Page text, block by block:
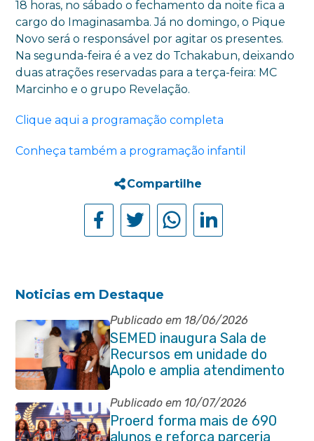
18 horas, no sábado o fechamento da noite fica a
cargo do Imaginasamba. Já no domingo, o Pique
Novo será o responsável por agitar os presentes.
Na segunda-feira é a vez do Tchakabun, deixando
duas atrações reservadas para a terça-feira: MC
Marcinho e o grupo Revelação.
Clique aqui a programação completa
Conheça também a programação infantil
Compartilhe
Noticias em Destaque
Publicado em 18/06/2026
SEMED inaugura Sala de
Recursos em unidade do
Apolo e amplia atendimento
especializado na rede
municipal
Publicado em 10/07/2026
Proerd forma mais de 690
alunos e reforça parceria